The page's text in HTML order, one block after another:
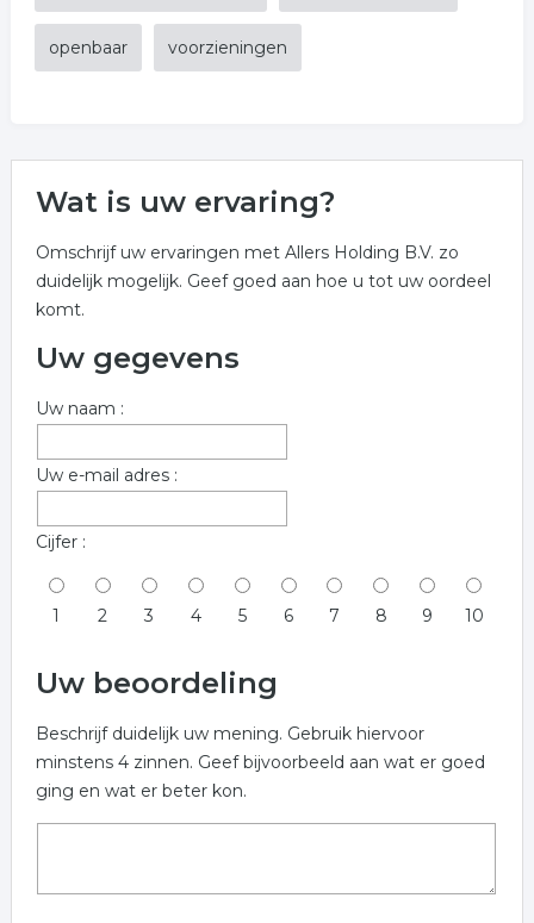
openbaar voorzieningen
Wat is uw ervaring?
Omschrijf uw ervaringen met Allers Holding B.V. zo
duidelijk mogelijk. Geef goed aan hoe u tot uw oordeel
komt.
Uw gegevens
Uw naam :
Uw e-mail adres :
Cijfer :
1 2 3 4 5 6 7 8 9 10
Uw beoordeling
Beschrijf duidelijk uw mening. Gebruik hiervoor
minstens 4 zinnen. Geef bijvoorbeeld aan wat er goed
ging en wat er beter kon.